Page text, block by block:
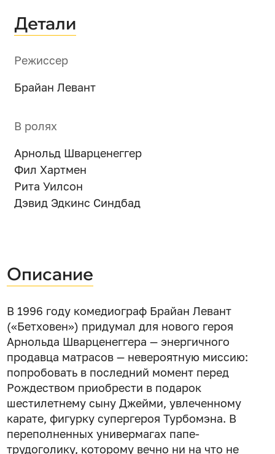
Детали
Режиссер
Брайан Левант
В ролях
Арнольд Шварценеггер
Фил Хартмен
Рита Уилсон
Дэвид Эдкинс Синдбад
Описание
В 1996 году комедиограф Брайан Левант
(«Бетховен») придумал для нового героя
Арнольда Шварценеггера — энергичного
продавца матрасов — невероятную миссию:
попробовать в последний момент перед
Рождеством приобрести в подарок
шестилетнему сыну Джейми, увлеченному
карате, фигурку супергероя Турбомэна. В
переполненных универмагах папе-
трудоголику, которому вечно ни на что не